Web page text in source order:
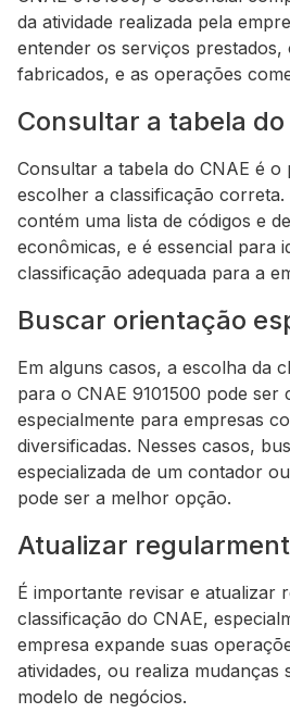
da atividade realizada pela
entender os serviços prestados,
fabricados, e as operações
Consultar a tabela do
Consultar a tabela do CNAE é
escolher a classificação correta.
contém uma lista de códigos e
econômicas, e é essencial para
classificação adequada para a
Buscar orientação
Em alguns casos, a escolha da
para o CNAE 9101500 pode ser
especialmente para empresas
diversificadas. Nesses casos,
especializada de um contador
pode ser a melhor opção.
Atualizar
É importante revisar e atualizar
classificação do CNAE,
empresa expande suas
atividades, ou realiza mudanças
modelo de negócios.